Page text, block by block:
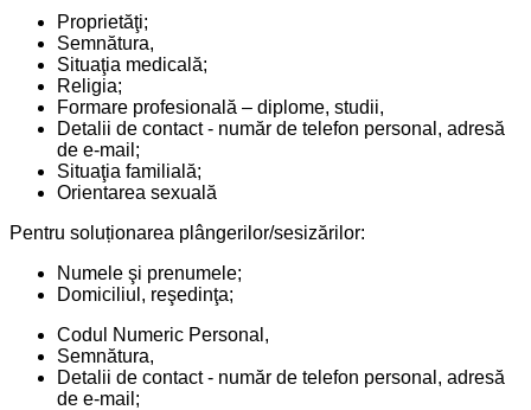
Proprietăţi;
Semnătura,
Situaţia medicală;
Religia;
Formare profesională – diplome, studii,
Detalii de contact - număr de telefon personal, adresă
de e-mail;
Situaţia familială;
Orientarea sexuală
Pentru soluționarea plângerilor/sesizărilor:
Numele şi prenumele;
Domiciliul, reşedinţa;
Codul Numeric Personal,
Semnătura,
Detalii de contact - număr de telefon personal, adresă
de e-mail;